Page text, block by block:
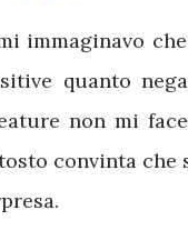
immaginavo
quanto
non mi
convinta che